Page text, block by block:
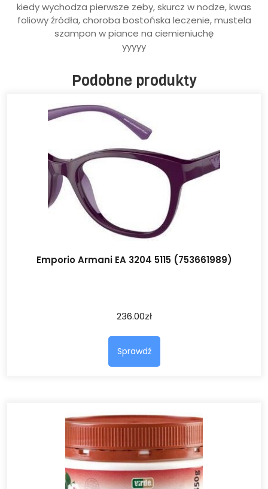
kiedy wychodza pierwsze zeby, skurcz w nodze, kwas
foliowy źródła, choroba bostońska leczenie, mustela
szampon w piance na ciemieniuchę
yyyyy
Podobne produkty
Emporio Armani EA 3204 5115 (753661989)
236.00zł
Sprawdź